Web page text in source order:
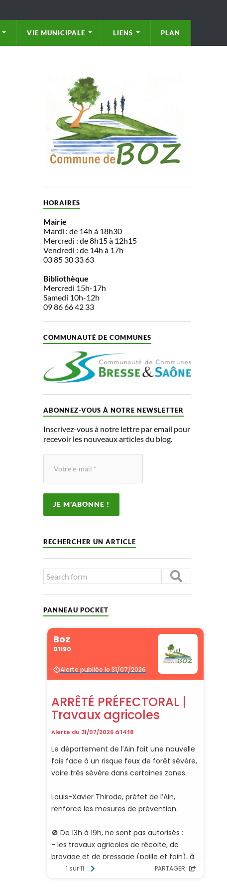
VIE MUNICIPALE LIENS PLAN
HORAIRES
Mairie
Mardi : de 14h à 18h30
Mercredi : de 8h15 à 12h15
Vendredi : de 14h à 17h
03 85 30 33 63
Bibliothèque
Mercredi 15h-17h
Samedi 10h-12h
09 86 66 42 33
COMMUNAUTÉ DE COMMUNES
ABONNEZ-VOUS À NOTRE NEWSLETTER
Inscrivez-vous à notre lettre par email pour
recevoir les nouveaux articles du blog.
RECHERCHER UN ARTICLE
PANNEAU POCKET